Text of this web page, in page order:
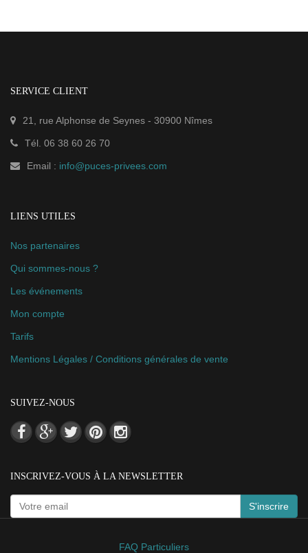
SERVICE CLIENT
21, rue Alphonse de Seynes - 30900 Nîmes
Tél. 06 38 60 26 70
Email : info@puces-privees.com
LIENS UTILES
Nos partenaires
Qui sommes-nous ?
Les événements
Mon compte
Tarifs
Mentions Légales / Conditions générales de vente
SUIVEZ-NOUS
INSCRIVEZ-VOUS À LA NEWSLETTER
S'inscrire
FAQ Particuliers